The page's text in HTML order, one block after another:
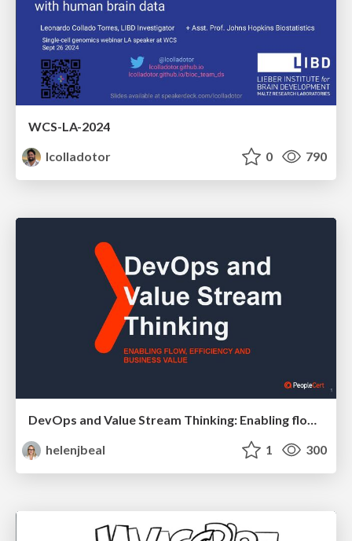
WCS-LA-2024
lcolladotor
0 790
DevOps and Value Stream Thinking: Enabling flow, efficiency and business value
helenjbeal
1 300